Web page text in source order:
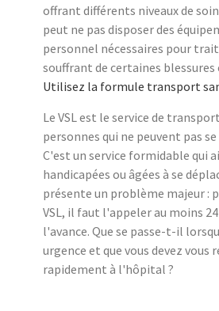
offrant différents niveaux de
peut ne pas disposer des
personnel nécessaires pour
souffrant de certaines blessures
Utilisez la formule transport
Le VSL est le service de
personnes qui ne peuvent pas
C'est un service formidable qui
handicapées ou âgées à se
présente un problème majeur :
VSL, il faut l'appeler au moins
l'avance. Que se passe-t-il
urgence et que vous devez vous
rapidement à l'hôpital ?